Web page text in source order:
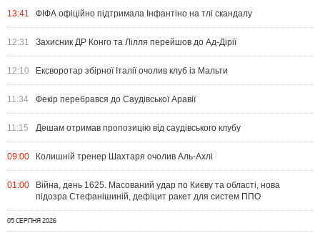
13:41 ФІФА офіційно підтримала Інфантіно на тлі скандалу
12:31 Захисник ДР Конго та Лілля перейшов до Ад-Дірії
12:10 Ексворотар збірної Італії очолив клуб із Мальти
11:34 Фекір перебрався до Саудівської Аравії
11:15 Дешам отримав пропозицію від саудівського клубу
09:00 Колишній тренер Шахтаря очолив Аль-Ахлі
01:00
Війна, день 1625. Масований удар по Києву та області, нова
підозра Стефанішиній, дефіцит ракет для систем ППО
05 СЕРПНЯ 2026